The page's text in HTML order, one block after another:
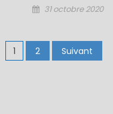
Posted
31 octobre 2020
Pagination
des
1 2 Suivant